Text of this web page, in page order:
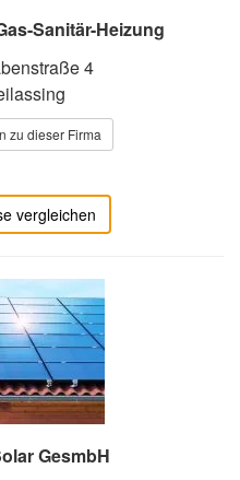
Sanitär-Heizung
4
zu dieser Firma
vergleichen
GesmbH